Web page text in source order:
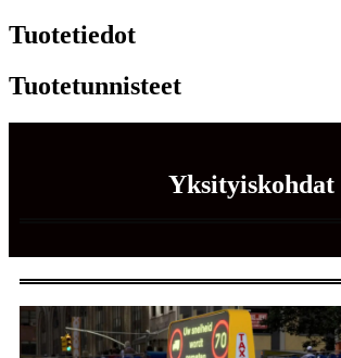
Tuotetiedot
Tuotetunnisteet
Yksityiskohdat